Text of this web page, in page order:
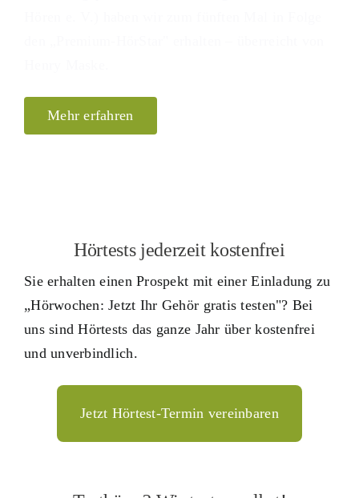
Mehr erfahren
Hörtests jederzeit kostenfrei
Sie erhalten einen Prospekt mit einer Einladung zu
„Hörwochen: Jetzt Ihr Gehör gratis testen"? Bei
uns sind Hörtests das ganze Jahr über kostenfrei
und unverbindlich.
Jetzt Hörtest-Termin vereinbaren